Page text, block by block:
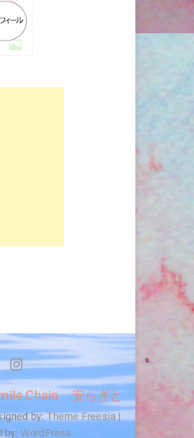
Instagram
Chain 安らぎと
by:Theme Freesia |
by: WordPress